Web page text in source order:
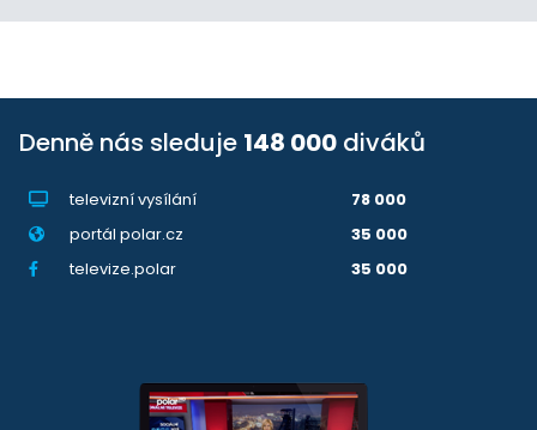
Denně nás sleduje 148 000 diváků
televizní vysílání
78 000
portál polar.cz
35 000
televize.polar
35 000